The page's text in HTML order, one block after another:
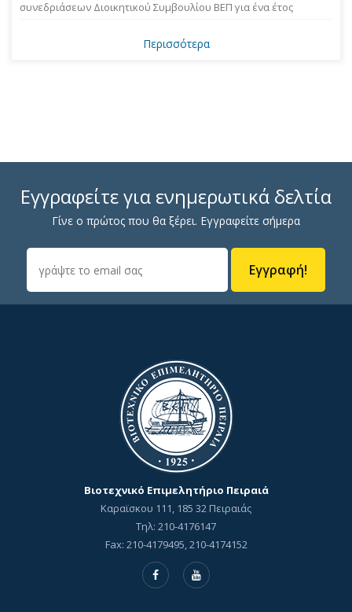
συνεδριάσεων Διοικητικού Συμβουλίου ΒΕΠ για ένα έτος
Περισσότερα
Εγγραφείτε για ενημερωτικά δελτία
Γίνε ο πρώτος που θα ξέρει. Εγγραφείτε σήμερα
Εγγραφή!
Βιοτεχνικό Επιμελητήριο Πειραιά
Καραϊσκου 111, 185 32 Πειραιάς
Τηλ: 210-4176147
Fax: 210-4179495, 210-4174152